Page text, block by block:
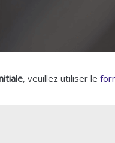
, veuillez utiliser le